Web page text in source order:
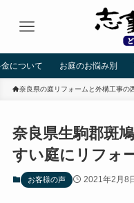
について お庭のお悩み別
奈良県の庭リフォームと外構工事の
奈良県生駒郡斑
すい庭にリフォ
お客様の声 2021年2月8